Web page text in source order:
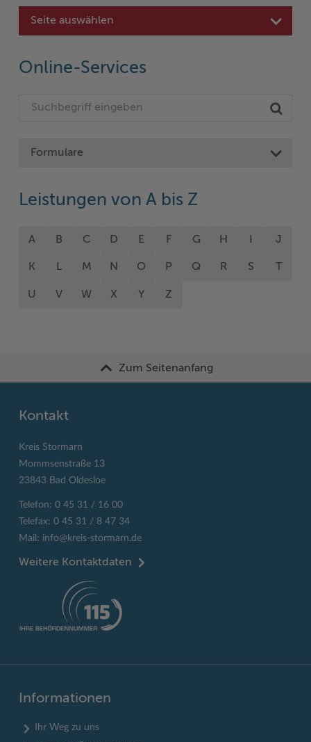
Seite auswählen
Online-Services
Formulare
Leistungen von A bis Z
A B C D E F G H J
K L M N O P Q R S
U V W X Y Z
Zum Seitenanfang
Kontakt
Kreis Stormarn
Mommsenstraße 13
23843 Bad Oldesloe
Telefon: 0 45 31 / 16 00
Telefax: 0 45 31 / 8 47 34
Mail: info@kreis-stormarn.de
Weitere Kontaktdaten
Informationen
Ihr Weg zu uns